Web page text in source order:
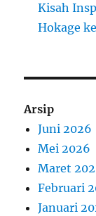
Kisah
Hokage
Arsip
Juni 2026
Mei 2026
Maret
Februari
Januari